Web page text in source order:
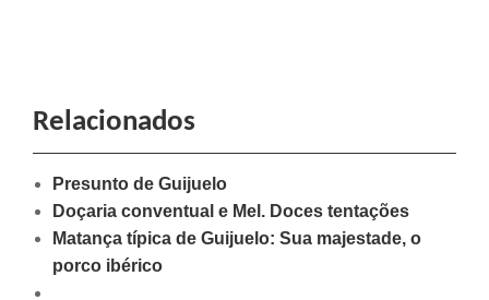
Relacionados
Presunto de Guijuelo
Doçaria conventual e Mel. Doces tentações
Matança típica de Guijuelo: Sua majestade, o
porco ibérico